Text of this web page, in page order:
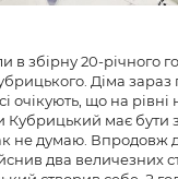
збірну 20-річного
Діма
очікують, що на
Кубрицький має бути
не думаю. Впродовж
два величезних